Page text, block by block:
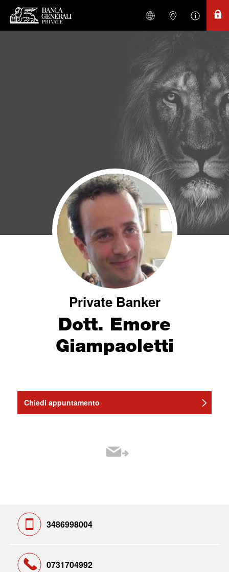
Private Banker
Dott. Emore
Giampaoletti
Chiedi appuntamento
3486998004
0731704992